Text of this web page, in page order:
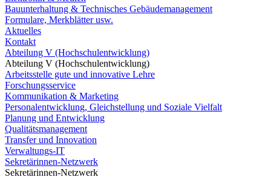
Bauunterhaltung & Technisches Gebäudemanagement
Formulare, Merkblätter usw.
Aktuelles
Kontakt
Abteilung V (Hochschulentwicklung)
Abteilung V (Hochschulentwicklung)
Arbeitsstelle gute und innovative Lehre
Forschungsservice
Kommunikation & Marketing
Personalentwicklung, Gleichstellung und Soziale Vielfalt
Planung und Entwicklung
Qualitätsmanagement
Transfer und Innovation
Verwaltungs-IT
Sekretärinnen-Netzwerk
Sekretärinnen-Netzwerk